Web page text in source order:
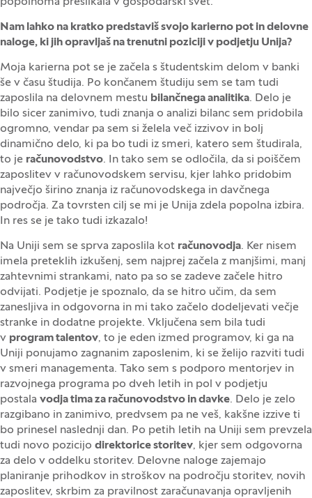
Nam lahko na kratko predstaviš svojo karierno pot in delovne
naloge, ki jih opravljaš na trenutni poziciji v podjetju Unija?
Moja karierna pot se je začela s študentskim delom v banki
še v času študija. Po končanem študiju sem se tam tudi
zaposlila na delovnem mestu bilančnega analitika. Delo je
bilo sicer zanimivo, tudi znanja o analizi bilanc sem pridobila
ogromno, vendar pa sem si želela več izzivov in bolj
dinamično delo, ki pa bo tudi iz smeri, katero sem študirala,
to je računovodstvo. In tako sem se odločila, da si poiščem
zaposlitev v računovodskem servisu, kjer lahko pridobim
največjo širino znanja iz računovodskega in davčnega
področja. Za tovrsten cilj se mi je Unija zdela popolna izbira.
In res se je tako tudi izkazalo!
Na Uniji sem se sprva zaposlila kot računovodja. Ker nisem
imela preteklih izkušenj, sem najprej začela z manjšimi, manj
zahtevnimi strankami, nato pa so se zadeve začele hitro
odvijati. Podjetje je spoznalo, da se hitro učim, da sem
zanesljiva in odgovorna in mi tako začelo dodeljevati večje
stranke in dodatne projekte. Vključena sem bila tudi
v program talentov, to je eden izmed programov, ki ga na
Uniji ponujamo zagnanim zaposlenim, ki se želijo razviti tudi
v smeri managementa. Tako sem s podporo mentorjev in
razvojnega programa po dveh letih in pol v podjetju
postala vodja tima za računovodstvo in davke. Delo je zelo
razgibano in zanimivo, predvsem pa ne veš, kakšne izzive ti
bo prinesel naslednji dan. Po petih letih na Uniji sem prevzela
tudi novo pozicijo direktorice storitev, kjer sem odgovorna
za delo v oddelku storitev. Delovne naloge zajemajo
planiranje prihodkov in stroškov na področju storitev, novih
zaposlitev, skrbim za pravilnost zaračunavanja opravljenih